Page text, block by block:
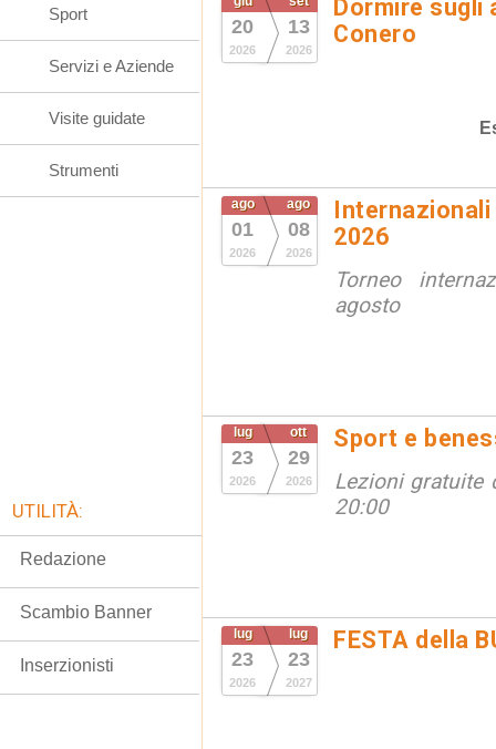
20
2026
13
2026
Dormire sugli
Conero
ago
01
2026
ago
08
2026
Internazionali
2026
Torneo
agosto
lug
23
2026
ott
29
2026
Sport e
Lezioni gratuite
20:00
lug
23
2026
lug
23
2027
FESTA della
Sport
Servizi e Aziende
Visite guidate
Strumenti
UTILITÀ:
Redazione
Scambio Banner
Inserzionisti